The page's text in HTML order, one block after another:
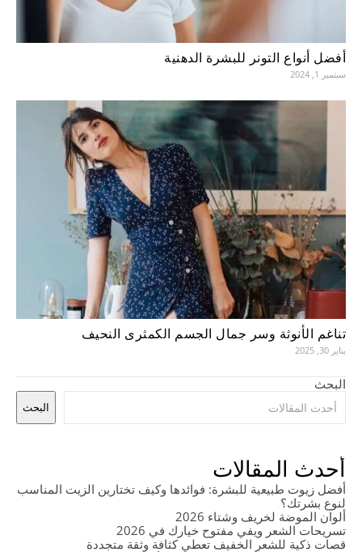
أفضل أنواع التونر للبشرة الدهنية
سبتمبر 1, 2024
تناغم الأنوثة وسر جمال الجسم الكمثرى النحيف
يناير 30, 2025
البحث
البحث
أحدث المقالات
أفضل زيوت طبيعية للبشرة: فوائدها وكيف تختارين الزيت المناسب
لنوع بشرتك؟
ألوان الموضة لخريف وشتاء 2026
تسريحات الشعر ويفي مفتوح خيارك في 2026
قصات ذكية للشعر الخفيف تعطي كثافة وثقة متجددة